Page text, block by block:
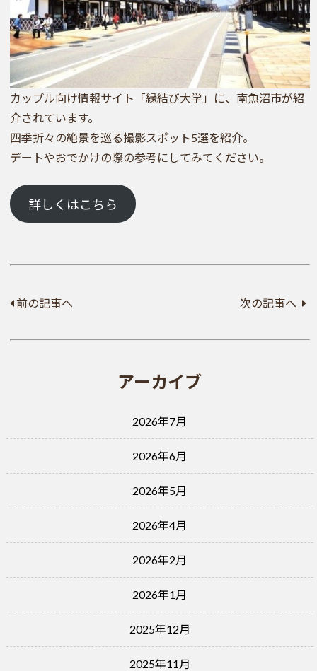
カップル向け情報サイト「縁結び大学」に、南魚沼市が紹
介されています。
四季折々の絶景を巡る撮影スポット5選を紹介。
デートやおでかけの際の参考にしてみてください。
詳しくはこちら
前の記事へ 次の記事へ
アーカイブ
2026年7月
2026年6月
2026年5月
2026年4月
2026年2月
2026年1月
2025年12月
2025年11月